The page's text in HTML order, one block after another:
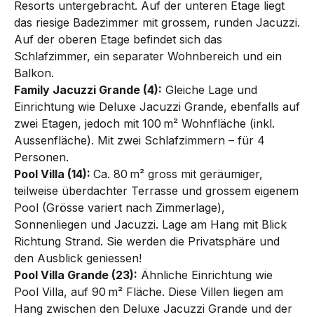
Resorts untergebracht. Auf der unteren Etage liegt
das riesige Badezimmer mit grossem, runden Jacuzzi.
Auf der oberen Etage befindet sich das
Schlafzimmer, ein separater Wohn­bereich und ein
Balkon.
Family Jacuzzi Grande (4): Gleiche Lage und
Einrichtung wie Deluxe Jacuzzi Grande, ebenfalls auf
zwei Etagen, jedoch mit 100 m² Wohnfläche (inkl.
Aussenfläche). Mit zwei Schlafzimmern – für 4
Personen.
Pool Villa (14): Ca. 80 m² gross mit geräumiger,
teilweise überdachter Terrasse und grossem eigenem
Pool (Grösse variert nach Zimmerlage),
Sonnen­liegen und Jacuzzi. Lage am Hang mit Blick
Richtung Strand. Sie werden die Privatsphäre und
den Ausblick geniessen!
Pool Villa Grande (23): Ähnliche Einrichtung wie
Pool Villa, auf 90 m² Fläche. Diese Villen liegen am
Hang zwischen den Deluxe Jacuzzi Grande und der